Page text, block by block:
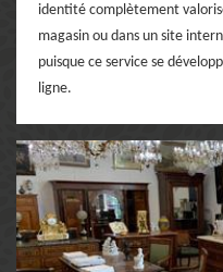
identité complètement
magasin ou dans un site
puisque ce service se
ligne.